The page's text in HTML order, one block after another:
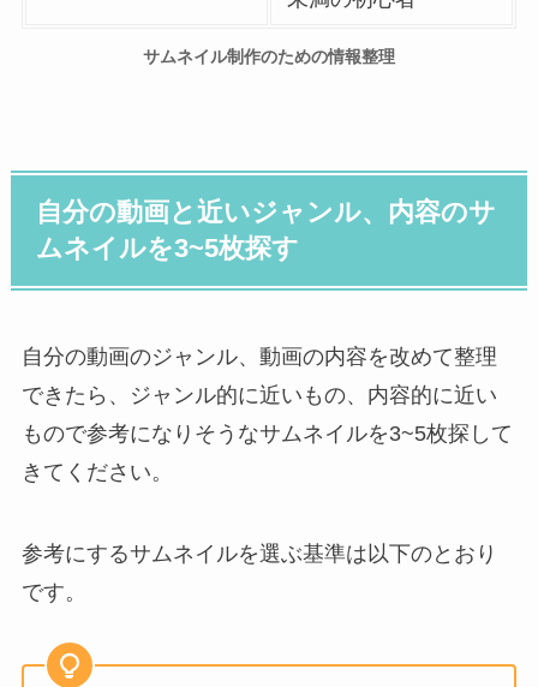
サムネイル制作のための情報整理
自分の動画と近いジャンル、内容のサ
ムネイルを3~5枚探す
自分の動画のジャンル、動画の内容を改めて整理
できたら、ジャンル的に近いもの、内容的に近い
もので参考になりそうなサムネイルを3~5枚探して
きてください。
参考にするサムネイルを選ぶ基準は以下のとおり
です。